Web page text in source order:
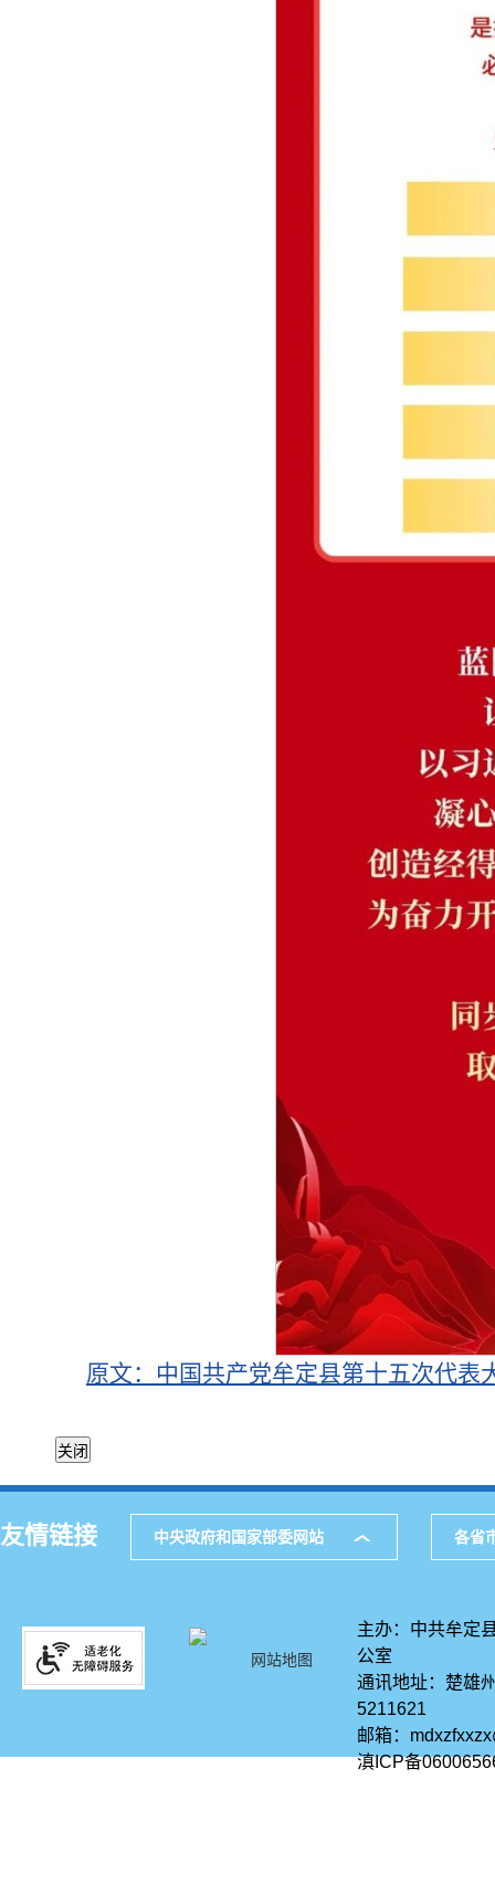
原文：中国共产党牟定县第十五次代表
友情链接 中央政府和国家部委网站 各省
网站地图
主办：中共牟定
公室
通讯地址：楚雄
5211621
邮箱：
滇ICP备